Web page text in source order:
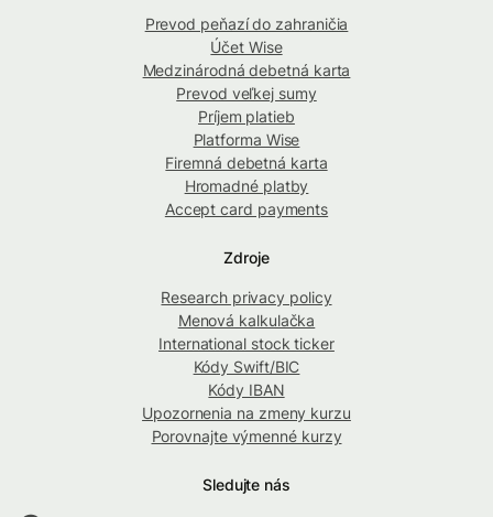
Prevod peňazí do zahraničia
Účet Wise
Medzinárodná debetná karta
Prevod veľkej sumy
Príjem platieb
Platforma Wise
Firemná debetná karta
Hromadné platby
Accept card payments
Zdroje
Research privacy policy
Menová kalkulačka
International stock ticker
Kódy Swift/BIC
Kódy IBAN
Upozornenia na zmeny kurzu
Porovnajte výmenné kurzy
Sledujte nás